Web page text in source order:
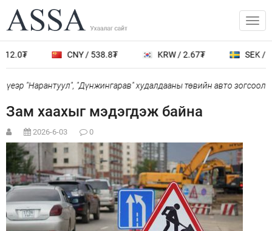
CNY / 538.8₮ KRW / 2.67₮ SEK /
"Нарантуул", "Дүнжингарав" худалдааны төвийн авто зогсоолыг
Зам хаахыг мэдэгдэж байна
2026-6-03 0